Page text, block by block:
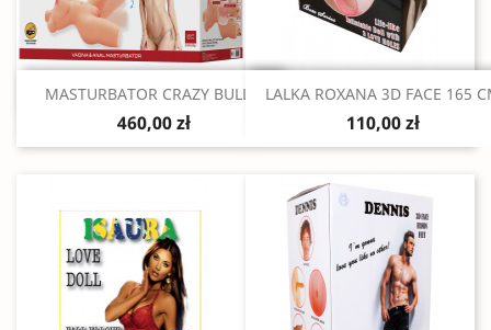
Szybki podgląd
MASTURBATOR CRAZY BULL...
460,00 zł
Szybki podgląd
LALKA ROXANA 3D FACE 165
110,00 zł